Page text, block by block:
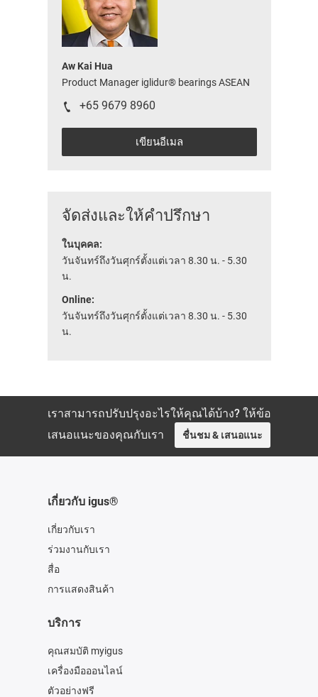
Aw Kai Hua
Product Manager iglidur® bearings ASEAN
+65 9679 8960
เขียนอีเมล
จัดส่งและให้คำปรึกษา
ในบุคคล:
วันจันทร์ถึงวันศุกร์ตั้งแต่เวลา 8.30 น. - 5.30
น.
Online:
วันจันทร์ถึงวันศุกร์ตั้งแต่เวลา 8.30 น. - 5.30
น.
เราสามารถปรับปรุงอะไรให้คุณได้บ้าง? ให้ข้อ
เสนอแนะของคุณกับเรา
ชื่นชม & เสนอแนะ
เกี่ยวกับ igus®
เกี่ยวกับเรา
ร่วมงานกับเรา
สื่อ
การแสดงสินค้า
บริการ
คุณสมบัติ myigus
เครื่องมือออนไลน์
ตัวอย่างฟรี